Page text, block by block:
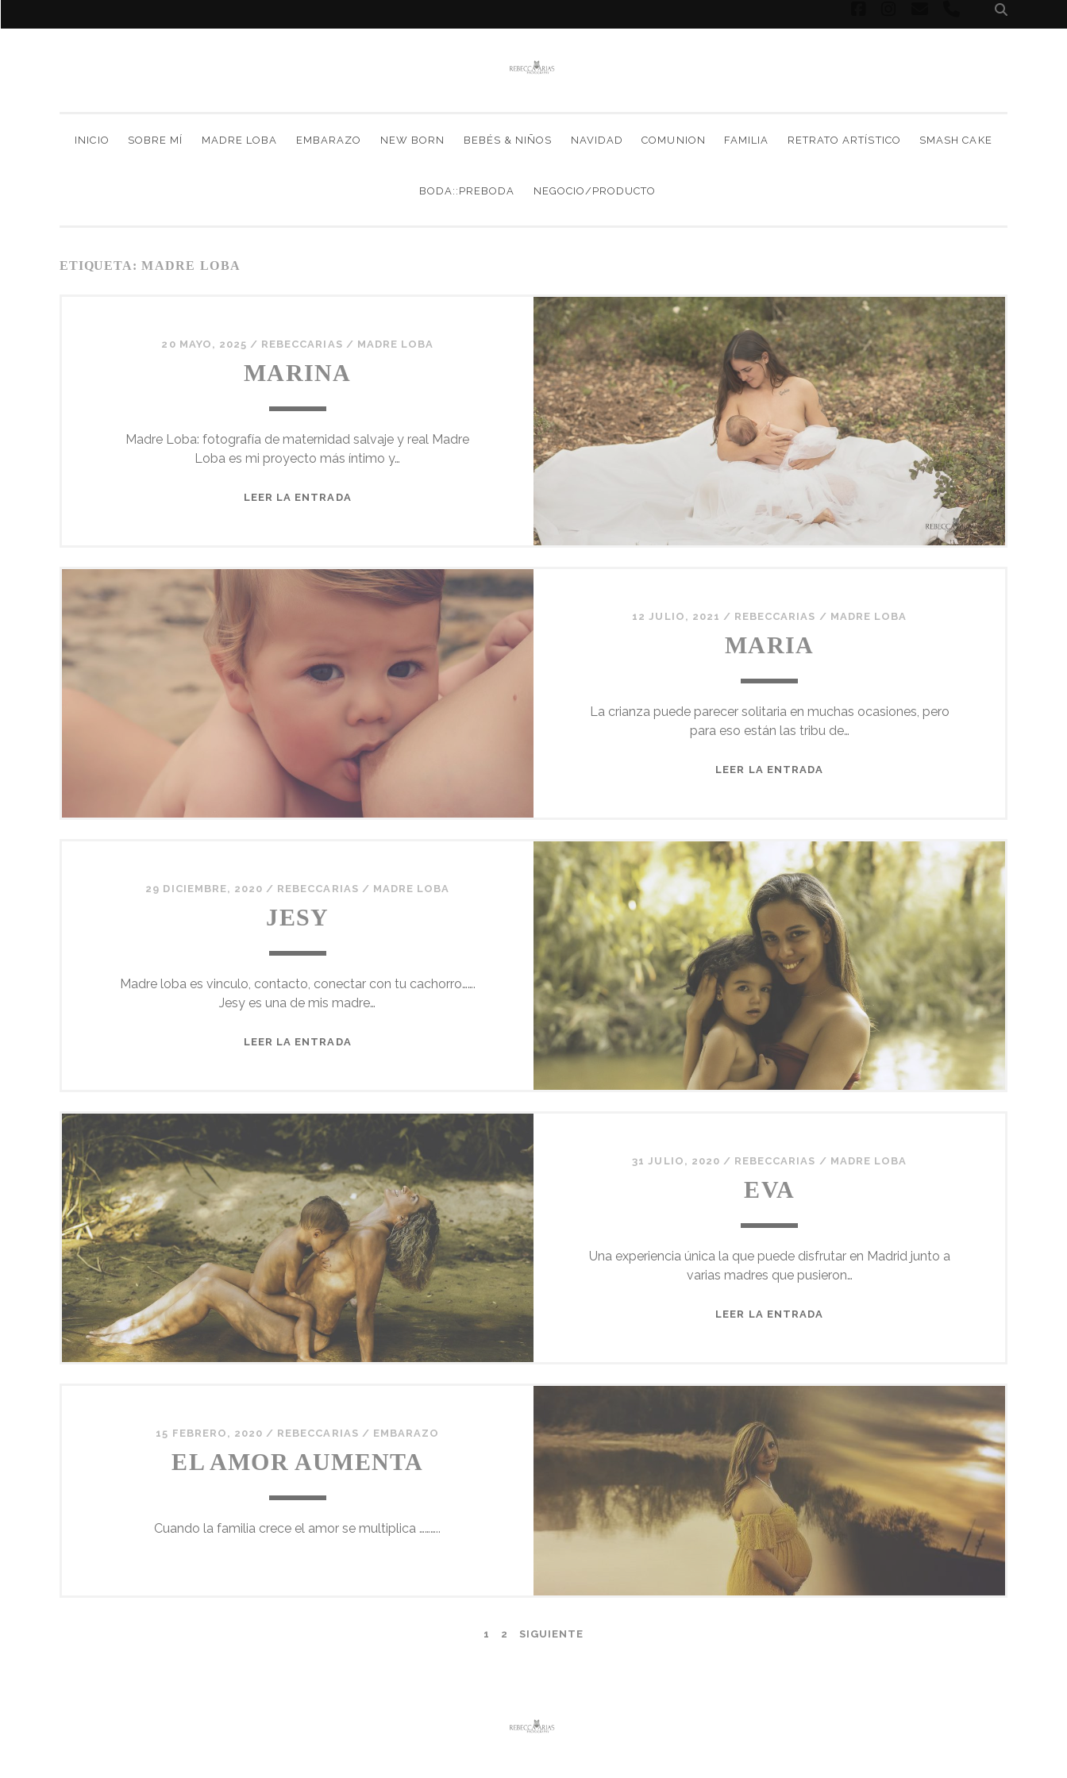
phone
INICIO SOBRE MÍ MADRE LOBA EMBARAZO NEW BORN BEBÉS & NIÑOS NAVIDAD COMUNION FAMILIA RETRATO ARTÍSTICO SMASH CAKE
BODA::PREBODA NEGOCIO/PRODUCTO
ETIQUETA:MADRE LOBA
20 MAYO, 2025 / REBECCARIAS / MADRE LOBA
MARINA
Madre Loba: fotografía de maternidad salvaje y real Madre
Loba es mi proyecto más íntimo y…
LEER LA ENTRADA
12 JULIO, 2021 / REBECCARIAS / MADRE LOBA
MARIA
La crianza puede parecer solitaria en muchas ocasiones, pero
para eso están las tribu de…
LEER LA ENTRADA
29 DICIEMBRE, 2020 / REBECCARIAS / MADRE LOBA
JESY
Madre loba es vinculo, contacto, conectar con tu cachorro…….
Jesy es una de mis madre…
LEER LA ENTRADA
31 JULIO, 2020 / REBECCARIAS / MADRE LOBA
EVA
Una experiencia única la que puede disfrutar en Madrid junto a
varias madres que pusieron…
LEER LA ENTRADA
15 FEBRERO, 2020 / REBECCARIAS / EMBARAZO
EL AMOR AUMENTA
Cuando la familia crece el amor se multiplica ………..
1 2 SIGUIENTE